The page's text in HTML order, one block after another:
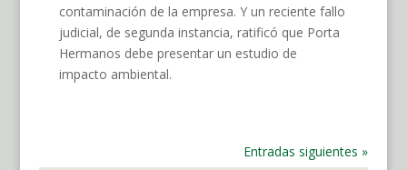
contaminación de la empresa. Y un reciente fallo
judicial, de segunda instancia, ratificó que Porta
Hermanos debe presentar un estudio de
impacto ambiental.
Entradas siguientes »